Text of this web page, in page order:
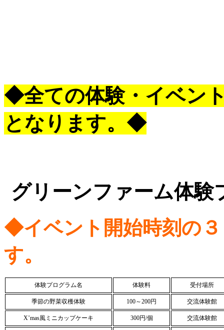
◆全ての体験・イベン
となります。◆
グリーンファーム体験
◆イベント開始時刻の
す。
体験プログラム名 体験料 受付場所
季節の野菜収穫体験 100～200円 交流体験館
X’mas風ミニカップケーキ 300円/個 交流体験館